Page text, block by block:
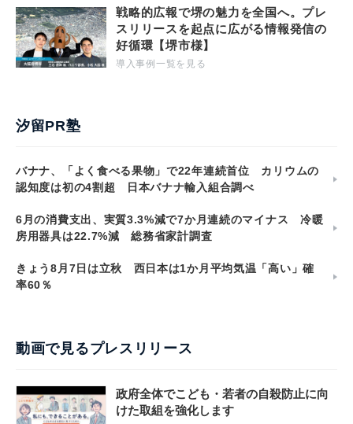
戦略的広報で堺の魅力を全国へ。プレ
スリリースを起点に広がる情報発信の
好循環【堺市様】
導入事例一覧を見る
汐留PR塾
バナナ、「よく食べる果物」で22年連続首位 カリウムの
認知度は初の4割超 日本バナナ輸入組合調べ
6月の消費支出、実質3.3%減で7か月連続のマイナス 冷暖
房用器具は22.7%減 総務省家計調査
きょう8月7日は立秋 西日本は1か月平均気温「高い」確
率60％
動画で見るプレスリリース
政府全体でこども・若者の自殺防止に向
けた取組を強化します